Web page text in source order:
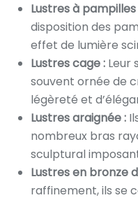
Lustres à pampilles
disposition des
effet de lumière
Lustres cage : Leur
souvent ornée de
légèreté et
Lustres araignée :
nombreux bras
sculptural
Lustres en bronze
raffinement, ils se